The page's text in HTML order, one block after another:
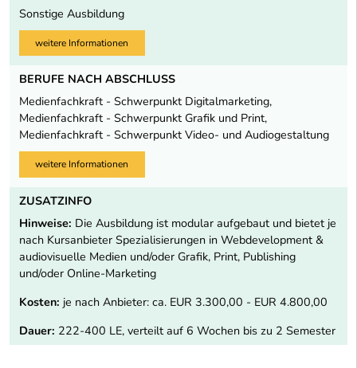
Sonstige Ausbildung
weitere Informationen
BERUFE NACH ABSCHLUSS
Medienfachkraft - Schwerpunkt Digitalmarketing,
Medienfachkraft - Schwerpunkt Grafik und Print,
Medienfachkraft - Schwerpunkt Video- und Audiogestaltung
weitere Informationen
ZUSATZINFO
Hinweise: Die Ausbildung ist modular aufgebaut und bietet je
nach Kursanbieter Spezialisierungen in Webdevelopment &
audiovisuelle Medien und/oder Grafik, Print, Publishing
und/oder Online-Marketing
Kosten: je nach Anbieter: ca. EUR 3.300,00 - EUR 4.800,00
Dauer: 222-400 LE, verteilt auf 6 Wochen bis zu 2 Semester